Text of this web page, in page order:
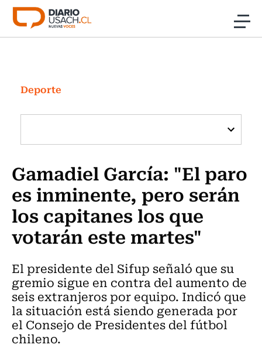
Click acá para ir directamente al contenido
Investigación
Cultura
Programas Radio y TV Usach
Deporte
Gamadiel García: "El paro
es inminente, pero serán
los capitanes los que
votarán este martes"
El presidente del Sifup señaló que su
gremio sigue en contra del aumento de
seis extranjeros por equipo. Indicó que
la situación está siendo generada por
el Consejo de Presidentes del fútbol
chileno.